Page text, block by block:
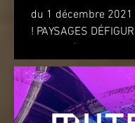
du 1 décembre 2021
! PAYSAGES
OBJETS
AND OTHER